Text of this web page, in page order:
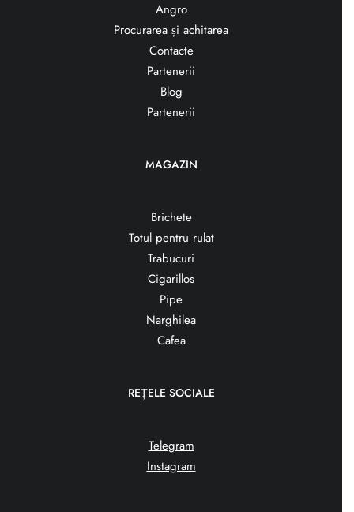
Angro
Procurarea și achitarea
Contacte
Partenerii
Blog
Partenerii
MAGAZIN
Brichete
Totul pentru rulat
Trabucuri
Cigarillos
Pipe
Narghilea
Cafea
REȚELE SOCIALE
Telegram
Instagram